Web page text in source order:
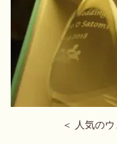
＜ 人気の